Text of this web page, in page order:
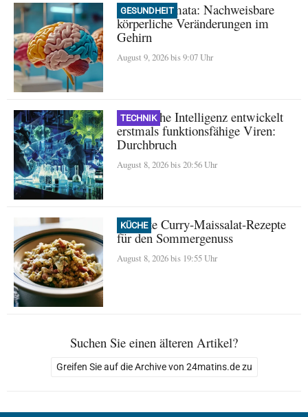
GESUNDHEIT
Frühe Traumata: Nachweisbare
körperliche Veränderungen im
Gehirn
August 9, 2026 bis 9:07 Uhr
TECHNIK
Künstliche Intelligenz entwickelt
erstmals funktionsfähige Viren:
Durchbruch
August 8, 2026 bis 20:56 Uhr
KÜCHE
Perfekte Curry-Maissalat-Rezepte
für den Sommergenuss
August 8, 2026 bis 19:55 Uhr
Suchen Sie einen älteren Artikel?
Greifen Sie auf die Archive von 24matins.de zu